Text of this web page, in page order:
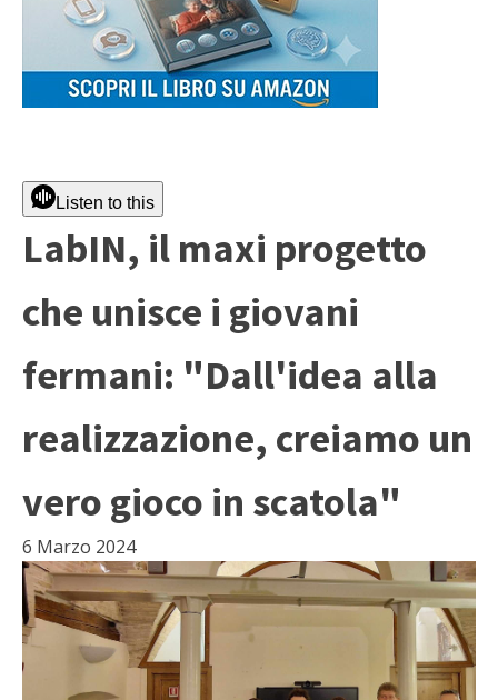
Listen to this
LabIN, il maxi progetto
che unisce i giovani
fermani: "Dall'idea alla
realizzazione, creiamo un
vero gioco in scatola"
6 Marzo 2024